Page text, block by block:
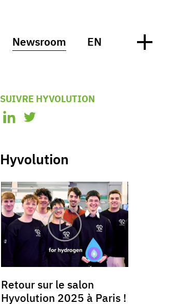
Newsroom EN
SUIVRE HYVOLUTION
Hyvolution
Retour sur le salon
Hyvolution 2025 à Paris !